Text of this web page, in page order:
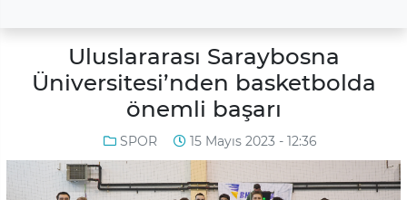
Uluslararası Saraybosna
Üniversitesi’nden basketbolda
önemli başarı
SPOR 15 Mayıs 2023 - 12:36